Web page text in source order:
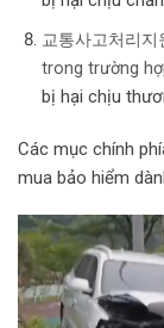
교통사고처리
trong trường
bị hại chịu
Các mục chính
mua bảo hiểm